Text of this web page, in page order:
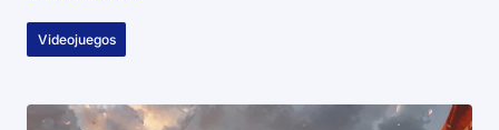
Videojuegos